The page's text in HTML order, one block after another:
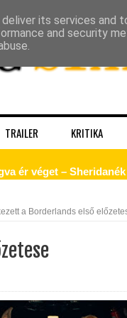
TRAILER KRITIKA
ér véget –
a The Pitt 3. évadából!
a Borderlands első
its services and
and security